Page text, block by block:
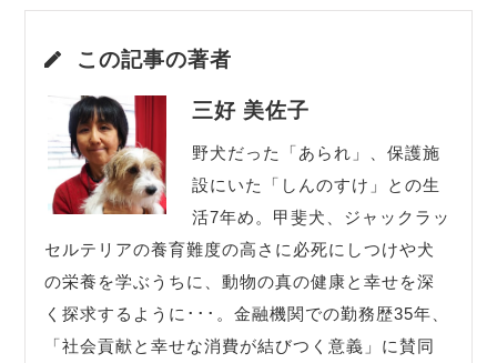
この記事の著者
三好 美佐子
野犬だった「あられ」、保護施
設にいた「しんのすけ」との生
活7年め。甲斐犬、ジャックラッ
セルテリアの養育難度の高さに必死にしつけや犬
の栄養を学ぶうちに、動物の真の健康と幸せを深
く探求するように･･･。金融機関での勤務歴35年、
「社会貢献と幸せな消費が結びつく意義」に賛同